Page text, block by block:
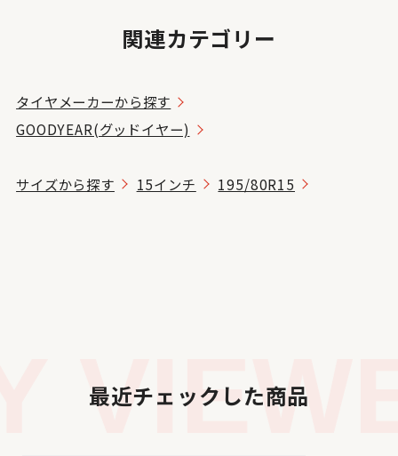
関連カテゴリー
タイヤメーカーから探す
GOODYEAR(グッドイヤー)
サイズから探す 15インチ 195/80R15
最近チェックした商品